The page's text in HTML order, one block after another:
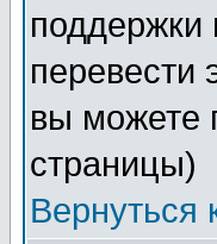
поддержки
вы можете
страницы)
Вернуться